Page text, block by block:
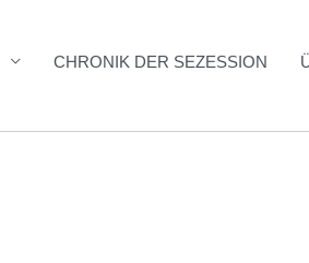
CHRONIK DER SEZESSION